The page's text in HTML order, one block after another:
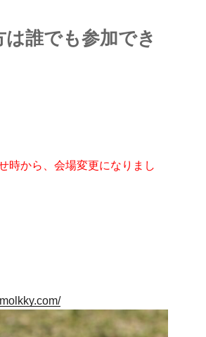
誰でも参加でき
時から、会場変更になりまし